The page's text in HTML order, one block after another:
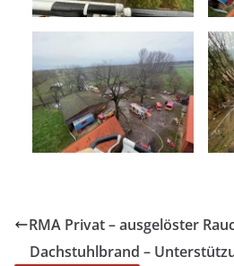
RMA Privat – ausgelöster
Dachstuhlbrand –